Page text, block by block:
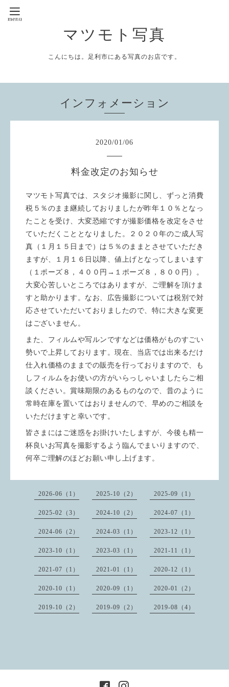
マツモト写真
こんにちは。足利市にある写真のお店です。
インフォメーション
2020/01/06
料金改定のお知らせ
マツモト写真では、スタジオ撮影に関し、ずっと消費
税５％のまま継続しておりましたが昨年１０％となっ
たことを受け、大変恐縮ですが撮影価格を改定をさせ
ていただくこととなりました。２０２０年のご成人写
真（１月１５日まで）は５％のままとさせていただき
ますが、１月１６日以降、値上げとなってしまいます
（１ポーズ８，４００円→１ポーズ８，８００円）。
大変心苦しいところではありますが、ご理解を頂けま
すと助かります。なお、広告撮影については税別で対
応させていただいておりましたので、特に大きな変更
はございません。
また、フィルムや写ルンですなどは価格がものすごい
勢いで上昇しております。現在、当店では出来るだけ
仕入れ価格のままでの販売を行っておりますので、も
しフィルムをお使いの方がいらっしゃいましたらご相
談ください。賞味期限のあるものなので、昔のように
常時在庫を置いてはおりませんので、早めのご相談を
いただけますと幸いです。
皆さまにはご迷惑をお掛けいたしますが、今後も精一
杯良いお写真を撮影するよう臨んでまいりますので、
何卒ご理解のほどお願い申し上げます。
2026-06（1） 2025-10（2） 2025-09（1）
2025-02（3） 2024-10（2） 2024-07（1）
2024-06（2） 2024-03（1） 2023-12（1）
2023-10（1） 2023-03（1） 2021-11（1）
2021-07（1） 2021-01（1） 2020-12（1）
2020-10（1） 2020-09（1） 2020-01（2）
2019-10（2） 2019-09（2） 2019-08（4）